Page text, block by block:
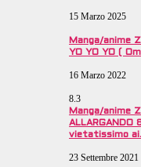
15 Marzo 2025
Manga/anime
YO YO YO (
16 Marzo 2022
8.3
Manga/anime
ALLARGANDO
vietatissimo
23 Settembre 2021